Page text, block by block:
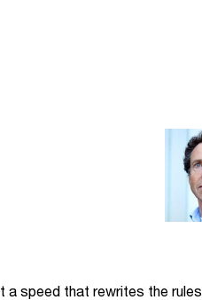
a speed that rewrites the rules